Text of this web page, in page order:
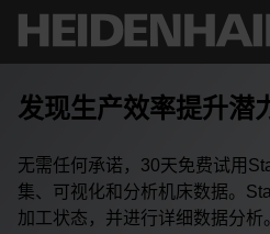
发现生产效率提升潜
无需任何承诺，30天免费试用
集、可视化和分析机床数据。
加工状态，并进行详细数据分析